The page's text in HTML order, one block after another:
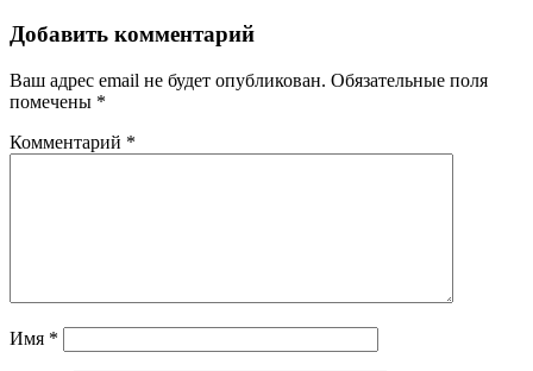
Добавить комментарий
Ваш адрес email не будет опубликован. Обязательные поля
помечены *
Комментарий *
Имя *